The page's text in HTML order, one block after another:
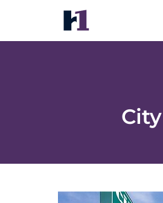
City Express Junior
价格